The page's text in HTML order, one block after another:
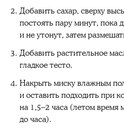
Добавить сахар, сверху
постоять пару минут, пока
и не утонут, затем
Добавить растительное
гладкое тесто.
Накрыть миску влажным
и оставить подходить при
на 1,5–2 часа (летом время
до часа).